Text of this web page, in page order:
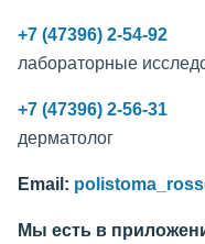
+7 (47396) 2-54-92
лабораторные
+7 (47396) 2-56-31
дерматолог
Email:
Мы есть в